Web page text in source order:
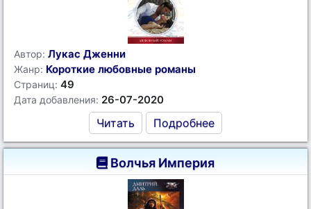
Автор: Лукас Дженни
Жанр: Короткие любовные романы
Страниц: 49
Дата добавления: 26-07-2020
Читать Подробнее
Волчья Империя